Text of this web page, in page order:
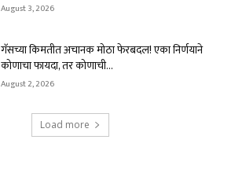
August 3, 2026
गॅसच्या किमतीत अचानक मोठा फेरबदल! एका निर्णयाने
कोणाचा फायदा, तर कोणाची...
August 2, 2026
Load more